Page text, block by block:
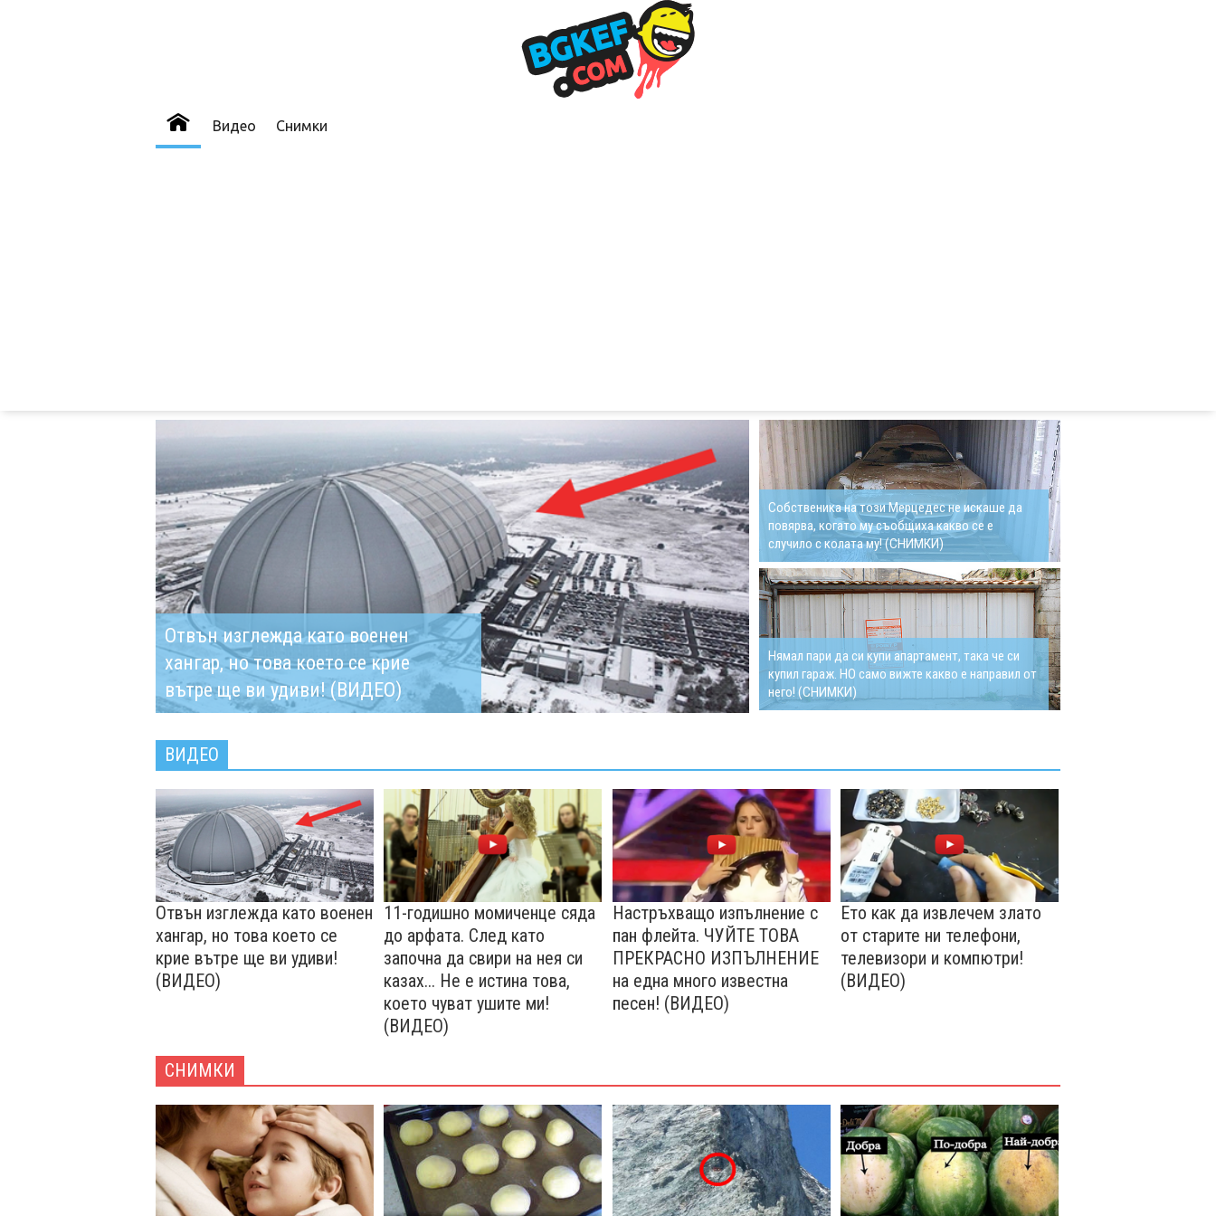
Видео Снимки
Отвън изглежда като военен
хангар, но това което се крие
вътре ще ви удиви! (ВИДЕО)
Собственика на този Мерцедес не искаше да
повярва, когато му съобщиха какво се е
случило с колата му! (СНИМКИ)
Нямал пари да си купи апартамент, така че си
купил гараж. НО само вижте какво е направил от
него! (СНИМКИ)
ВИДЕО
Отвън изглежда като военен
хангар, но това което се
крие вътре ще ви удиви!
(ВИДЕО)
11-годишно момиченце сяда
до арфата. След като
започна да свири на нея си
казах... Не е истина това,
което чуват ушите ми!
(ВИДЕО)
Настръхващо изпълнение с
пан флейта. ЧУЙТЕ ТОВА
ПРЕКРАСНО ИЗПЪЛНЕНИЕ
на една много известна
песен! (ВИДЕО)
Ето как да извлечем злато
от старите ни телефони,
телевизори и компютри!
(ВИДЕО)
СНИМКИ